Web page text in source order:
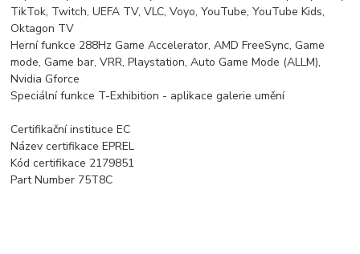
TikTok, Twitch, UEFA TV, VLC, Voyo, YouTube, YouTube Kids,
Oktagon TV
Herní funkce 288Hz Game Accelerator, AMD FreeSync, Game
mode, Game bar, VRR, Playstation, Auto Game Mode (ALLM),
Nvidia Gforce
Speciální funkce T-Exhibition - aplikace galerie umění
Certifikační instituce EC
Název certifikace EPREL
Kód certifikace 2179851
Part Number 75T8C